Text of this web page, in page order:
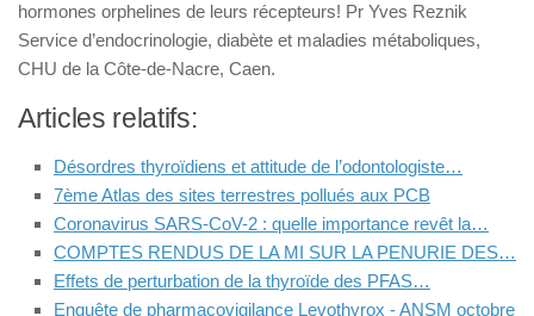
hormones orphelines de leurs récepteurs! Pr Yves Reznik
Service d’endocrinologie, diabète et maladies métaboliques,
CHU de la Côte-de-Nacre, Caen.
Articles relatifs:
Désordres thyroïdiens et attitude de l’odontologiste…
7ème Atlas des sites terrestres pollués aux PCB
Coronavirus SARS-CoV-2 : quelle importance revêt la…
COMPTES RENDUS DE LA MI SUR LA PENURIE DES…
Effets de perturbation de la thyroïde des PFAS…
Enquête de pharmacovigilance Levothyrox - ANSM octobre